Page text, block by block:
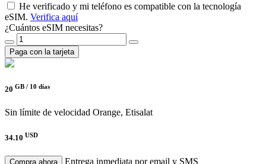
He verificado y mi teléfono es compatible con la tecnología
eSIM. Verifica aquí
¿Cuántos eSIM necesitas?
Paga con la tarjeta
20 GB / 10 días
Sin límite de velocidad Orange, Etisalat
34.10 USD
Compra ahora Entrega inmediata por email y SMS